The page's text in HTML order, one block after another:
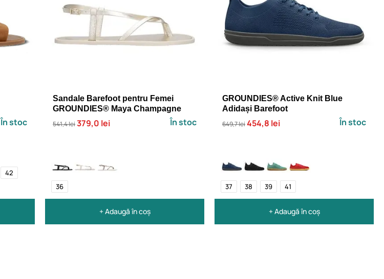
În stoc
42
Sandale Barefoot pentru Femei
GROUNDIES® Maya Champagne
541,4 lei379,0 lei În stoc
36
+ Adaugă în coș
GROUNDIES® Active Knit Blue
Adidași Barefoot
649,7 lei454,8 lei În stoc
37 38 39 41
+ Adaugă în coș